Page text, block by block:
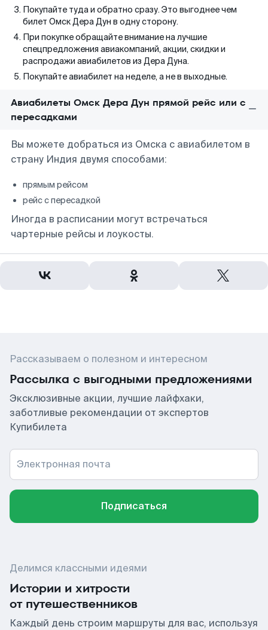
Покупайте туда и обратно сразу. Это выгоднее чем
билет Омск Дера Дун в одну сторону.
При покупке обращайте внимание на лучшие
спецпредложения авиакомпаний, акции, скидки и
распродажи авиабилетов из Дера Дуна.
Покупайте авиабилет на неделе, а не в выходные.
Авиабилеты Омск Дера Дун прямой рейс или с
пересадками
Вы можете добраться из Омска с авиабилетом в
страну Индия двумя способами:
прямым рейсом
рейс с пересадкой
Иногда в расписании могут встречаться
чартерные рейсы и лоукосты.
Рассказываем о полезном и интересном
Рассылка с выгодными предложениями
Эксклюзивные акции, лучшие лайфхаки,
заботливые рекомендации от экспертов
Купибилета
Электронная почта
Подписаться
Делимся классными идеями
Истории и хитрости
от путешественников
Каждый день строим маршруты для вас, используя